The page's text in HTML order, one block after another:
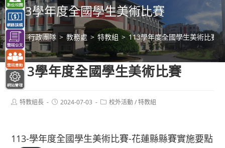
容 113學年度全國學生美術比賽
> 行政團隊 > 教務處 > 特教組 > 113學年度全國學生美術比賽
113學年度全國學生美術比賽
Post特教組長
Post2024-07-03
Post校外活動 / 特教組
113-學年度全國學生美術比賽-花蓮縣縣賽實施要點